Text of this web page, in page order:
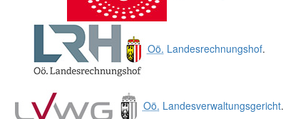
Oö. Landesrechnungshof.
Oö. Landesverwaltungsgericht.